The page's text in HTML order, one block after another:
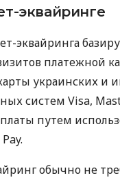
эквайринге
эквайринга
платежной
украинских и
систем Visa,
путем
обычно не